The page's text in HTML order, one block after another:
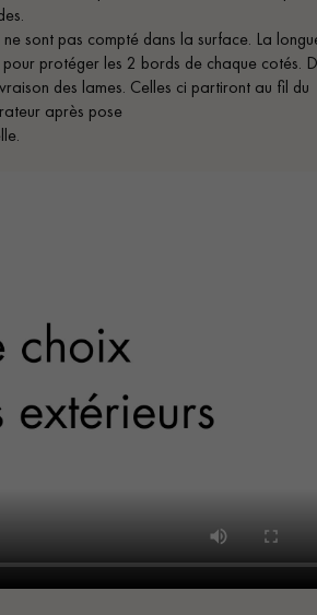
ne sont pas compté dans la surface. La
protéger les 2 bords de chaque cotés.
des lames. Celles ci partiront au fil du
après pose